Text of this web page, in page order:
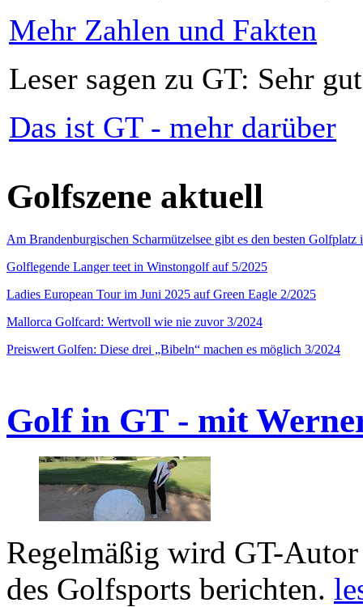
Mehr Zahlen und Fakten
Leser sagen zu GT: Sehr
Das ist GT - mehr darüber
Golfszene aktuell
Am Brandenburgischen Scharmützelsee gibt es den besten
Golflegende Langer teet in Winstongolf auf 5/2025
Ladies European Tour im Juni 2025 auf Green Eagle 2/2025
Mallorca Golfcard: Wertvoll wie nie zuvor 3/2024
Preiswert Golfen: Diese drei „Bibeln“ machen es möglich 3/2024
Golf in GT - mit
Regelmäßig wird GT-
des Golfsports berichten.